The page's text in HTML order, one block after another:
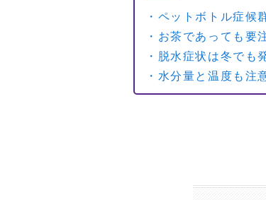
・ペットボトル症候
・お茶であっても要
・脱水症状は冬でも
・水分量と温度も注